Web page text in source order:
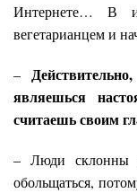
Интернете… В
вегетарианцем и
–
являешься
считаешь своим
– Люди склонны
обольщаться,